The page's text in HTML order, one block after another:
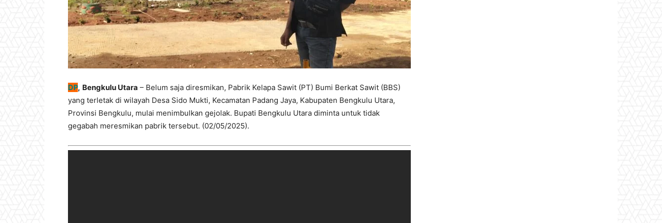
DP, Bengkulu Utara – Belum saja diresmikan, Pabrik Kelapa Sawit (PT) Bumi Berkat Sawit (BBS)
yang terletak di wilayah Desa Sido Mukti, Kecamatan Padang Jaya, Kabupaten Bengkulu Utara,
Provinsi Bengkulu, mulai menimbulkan gejolak. Bupati Bengkulu Utara diminta untuk tidak
gegabah meresmikan pabrik tersebut. (02/05/2025).